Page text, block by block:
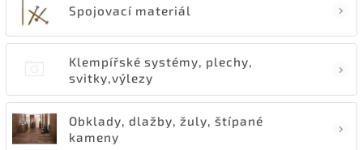
Spojovací materiál
Klempířské systémy, plechy,
svitky,výlezy
Obklady, dlažby, žuly, štípané
kameny